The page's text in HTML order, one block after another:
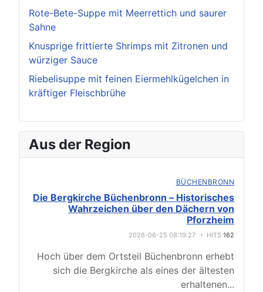
Rote-Bete-Suppe mit Meerrettich und saurer
Sahne
Knusprige frittierte Shrimps mit Zitronen und
würziger Sauce
Riebelisuppe mit feinen Eiermehlkügelchen in
kräftiger Fleischbrühe
Aus der Region
BÜCHENBRONN
Die Bergkirche Büchenbronn – Historisches
Wahrzeichen über den Dächern von
Pforzheim
2026-06-25 08:19:27 HITS 162
Hoch über dem Ortsteil Büchenbronn erhebt
sich die Bergkirche als eines der ältesten
erhaltenen...